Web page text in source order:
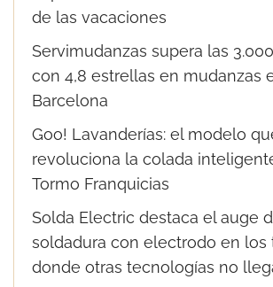
de las vacaciones
Servimudanzas supera las
con 4,8 estrellas en mudanzas
Barcelona
Goo! Lavanderías: el modelo
revoluciona la colada
Tormo Franquicias
Solda Electric destaca el auge
soldadura con electrodo en los
donde otras tecnologías no